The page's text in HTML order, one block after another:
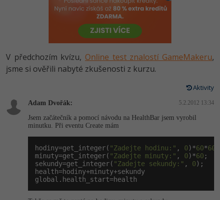
HTML5, CSS3, Bootstrap, SEO
SQL a databáze
Testování a verzování
ASP.NET MVC
Django
JavaScript
Python
MySQL/MariaDB
MS-SQL
SQLite
Vývojář mobilních aplikací
Specialista na AI a bigdata
C# Game developer
Webdesigner
Tester
Systémový administrátor
Grafik / UX/UI návrhář
3D grafik
Projektový manažer
Python -80%
JavaScript -80%
PHP
-80%
Swift
Kotlin -80%
C
VB.NET
SQL
V předchozím kvízu, Online test znalostí GameMakeru,
jsme si ověřili nabyté zkušenosti z kurzu.
Aktivity
Adam Dvořák: 5.2.2012 13:34
Jsem začátečník a pomocí návodu na HealthBar jsem vyrobil
minutku. Při eventu Create mám
hodiny=get_integer( "Zadejte hodinu:" , 0)*60*60
minuty=get_integer( "Zadejte minuty:" , 0)*60;
sekundy=get_integer( "Zadejte sekundy:" , 0);
health=hodiny+minuty+sekundy
global.health_start=health